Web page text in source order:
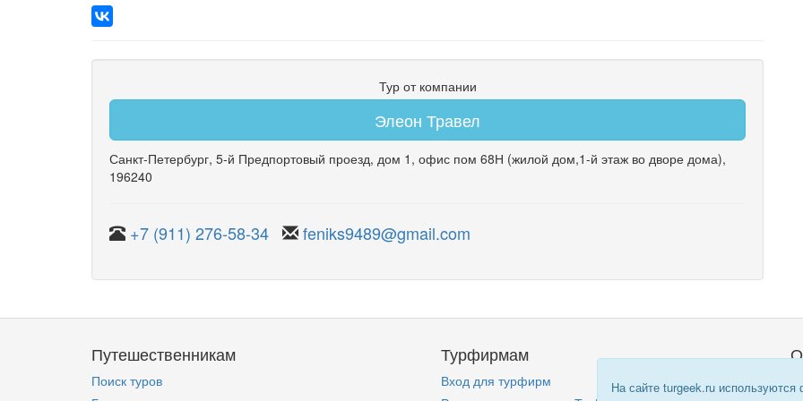
Тур от компании
Элеон Травел
Санкт-Петербург, 5-й Предпортовый проезд, дом 1 , офис пом 68Н (жилой дом,1-й этаж во дворе дома),
196240
+7 (911) 276-58-34 feniks9489@gmail.com
На сайте turgeek.ru
Путешественникам
Поиск туров
Турфирмам
Вход для турфирм